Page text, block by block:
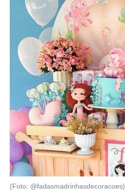
(Foto: @fadasmadrinhasdecoracoes)